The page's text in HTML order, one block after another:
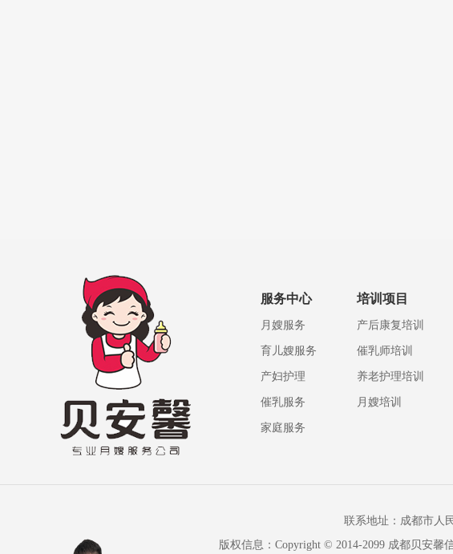
服务中心
月嫂服务
育儿嫂服务
产妇护理
催乳服务
家庭服务
培训项目
产后康复培训
催乳师培训
养老护理培训
月嫂培训
联系地址：成都市人
版权信息：Copyright © 2014-2099 成都贝安